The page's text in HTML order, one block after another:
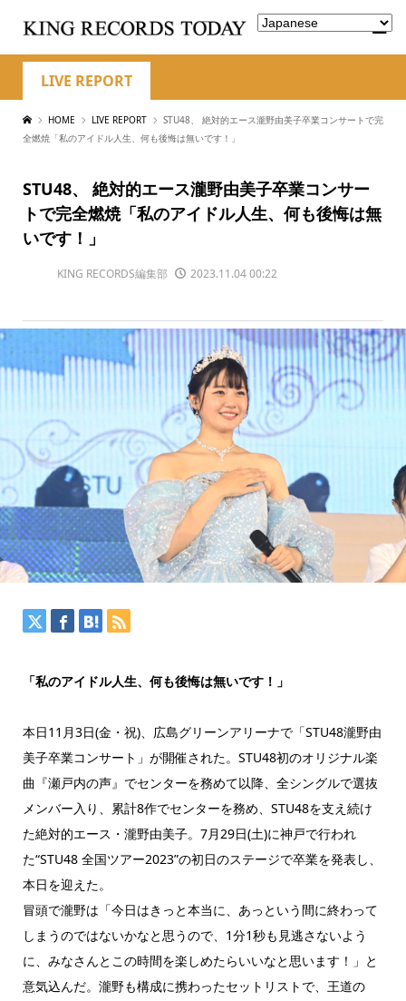
LIVE REPORT
HOME LIVE REPORT
STU48、 絶対的エース瀧野由美子卒業コンサートで完
全燃焼「私のアイドル人生、何も後悔は無いです！」
STU48、 絶対的エース瀧野由美子卒業コンサー
トで完全燃焼「私のアイドル人生、何も後悔は無
いです！」
KING RECORDS編集部 2023.11.04 00:22
「私のアイドル人生、何も後悔は無いです！」
本日11月3日(金・祝)、広島グリーンアリーナで「STU48瀧野由
美子卒業コンサート」が開催された。STU48初のオリジナル楽
曲『瀬戸内の声』でセンターを務めて以降、全シングルで選抜
メンバー入り、累計8作でセンターを務め、STU48を支え続け
た絶対的エース・瀧野由美子。7月29日(土)に神戸で行われ
た“STU48 全国ツアー2023”の初日のステージで卒業を発表し、
本日を迎えた。
冒頭で瀧野は「今日はきっと本当に、あっという間に終わって
しまうのではないかなと思うので、1分1秒も見逃さないよう
に、みなさんとこの時間を楽しめたらいいなと思います！」と
意気込んだ。瀧野も構成に携わったセットリストで、王道の